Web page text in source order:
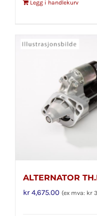
Legg i handlekurv
ALTERNATOR
kr4,675.00 (ex mva: kr